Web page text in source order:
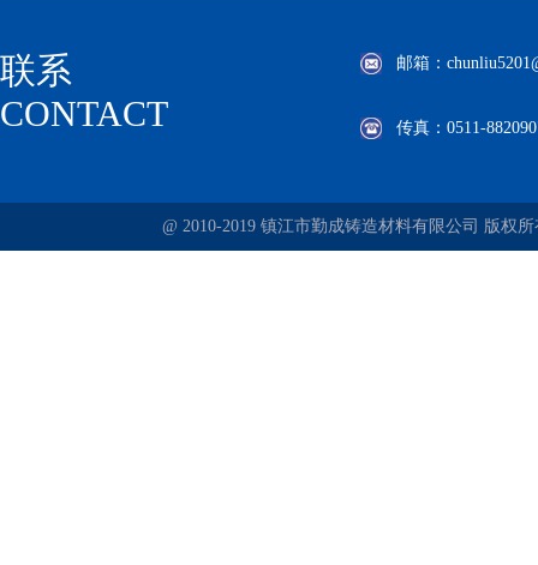
联系
CONTACT
邮箱：
传真：0511-
@ 2010-2019 镇江市勤成铸造材料有限公司 版权